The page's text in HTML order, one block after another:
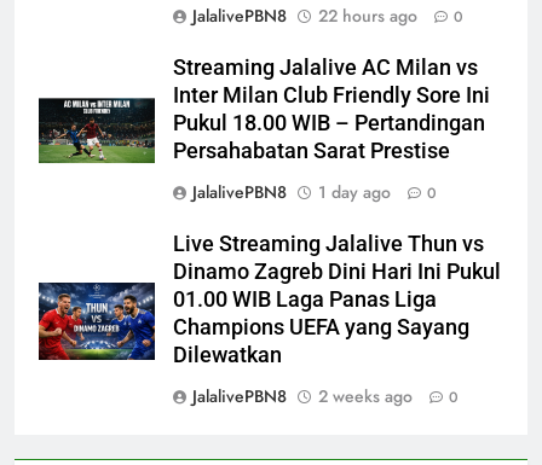
JalalivePBN8
22 hours ago 0
Streaming Jalalive AC Milan vs
Inter Milan Club Friendly Sore Ini
Pukul 18.00 WIB – Pertandingan
Persahabatan Sarat Prestise
JalalivePBN8
1 day ago 0
Live Streaming Jalalive Thun vs
Dinamo Zagreb Dini Hari Ini Pukul
01.00 WIB Laga Panas Liga
Champions UEFA yang Sayang
Dilewatkan
JalalivePBN8
2 weeks ago 0